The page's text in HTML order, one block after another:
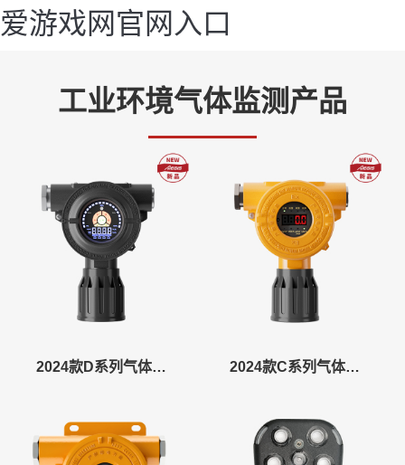
爱游戏网官网入口
工业环境气体监测产品
2024款D系列气体探测器 2024款C系列气体探测器